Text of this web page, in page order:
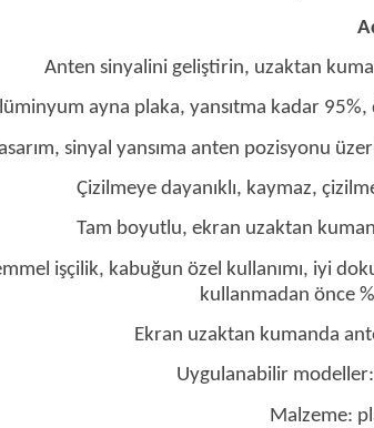
Anten sinyalini geliştirin, uzaktan
ayna plaka, yansıtma kadar
sinyal yansıma anten pozisyonu
Çizilmeye dayanıklı, kaymaz,
Tam boyutlu, ekran uzaktan
işçilik, kabuğun özel kullanımı, iyi
kullanmadan önce
Ekran uzaktan kumanda
Uygulanabilir
Malzeme: